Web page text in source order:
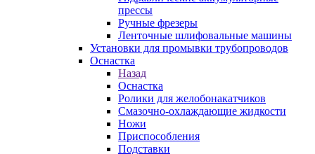
прессы
Ручные фрезеры
Ленточные шлифовальные машины
Установки для промывки трубопроводов
Оснастка
Назад
Оснастка
Ролики для желобонакатчиков
Смазочно-охлаждающие жидкости
Ножи
Приспособления
Подставки